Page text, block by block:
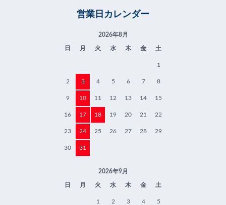
営業日カレンダー
2026年8月
日 月 火 水 木 金 土
1
2 3 4 5 6 7 8
9 10 11 12 13 14 15
16 17 18 19 20 21 22
23 24 25 26 27 28 29
30 31
2026年9月
日 月 火 水 木 金 土
1 2 3 4 5